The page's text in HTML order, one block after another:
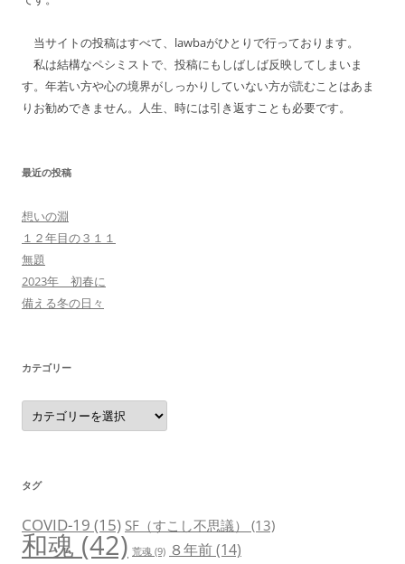
当サイトの投稿はすべて、lawbaがひとりで行っております。
私は結構なペシミストで、投稿にもしばしば反映してしまいま
す。年若い方や心の境界がしっかりしていない方が読むことはあま
りお勧めできません。人生、時には引き返すことも必要です。
最近の投稿
想いの淵
１２年目の３１１
無題
2023年 初春に
備える冬の日々
カテゴリー
カ
テ
ゴ
タグ
COVID-19 (15) SF（すこし不思議） (13)
和魂 (42) 荒魂 (9) ８年前(14)